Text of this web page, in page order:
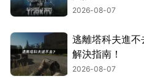
2026-08-07
逃離塔科夫進
解決指南！
2026-08-07